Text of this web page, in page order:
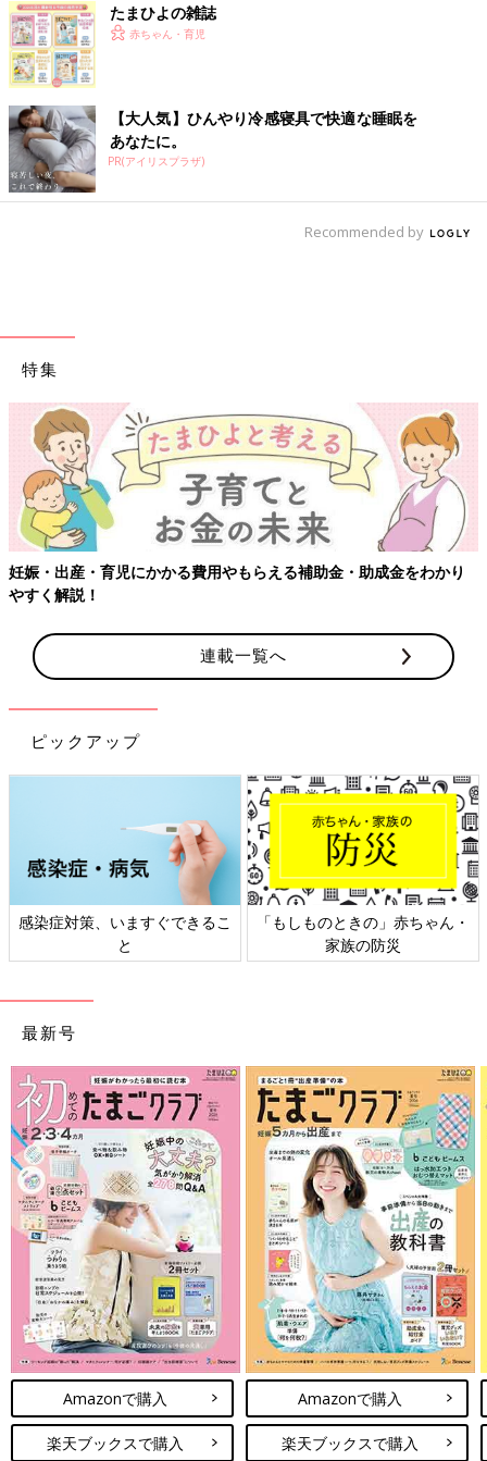
たまひよの雑誌
赤ちゃん・育児
【大人気】ひんやり冷感寝具で快適な睡眠を
あなたに。
PR(アイリスプラザ)
Recommended by
特集
妊娠・出産・育児にかかる費用やもらえる補助金・助成金をわかり
やすく解説！
連載一覧へ
ピックアップ
感染症対策、いますぐできるこ
と
「もしものときの」赤ちゃん・
家族の防災
最新号
Amazonで購入
楽天ブックスで購入
Amazonで購入
楽天ブックスで購入